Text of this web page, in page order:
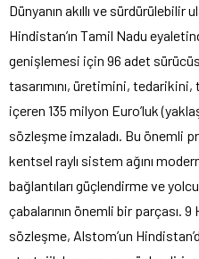
Dünyanın akıllı ve
Hindistan’ın Tamil Nadu
genişlemesi için 96 adet
tasarımını, üretimini, tedarikini,
içeren 135 milyon Euro’luk
sözleşme imzaladı. Bu önemli
kentsel raylı sistem ağını
bağlantıları güçlendirme ve
çabalarının önemli bir parçası.
sözleşme, Alstom’un